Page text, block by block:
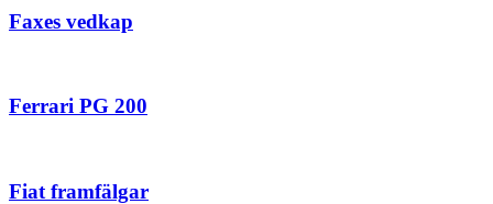
Faxes vedkap
Ferrari PG 200
Fiat framfälgar